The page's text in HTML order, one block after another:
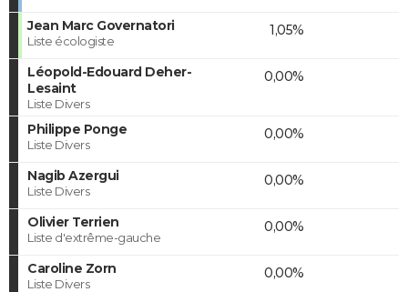
Jean Marc Governatori
Liste écologiste
1,05%
Léopold-Edouard Deher-
Lesaint
Liste Divers
0,00%
Philippe Ponge
Liste Divers
0,00%
Nagib Azergui
Liste Divers
0,00%
Olivier Terrien
Liste d'extrême-gauche
0,00%
Caroline Zorn
Liste Divers
0,00%